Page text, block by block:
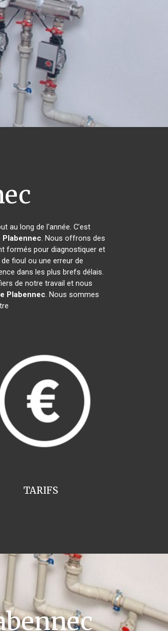
au long de l'année. C'est
Plabennec. Nous offrons des
formés pour diagnostiquer et
fioul ou une erreur de
dans les plus brefs délais.
de notre travail et nous
Plabennec. Nous sommes
TARIFS